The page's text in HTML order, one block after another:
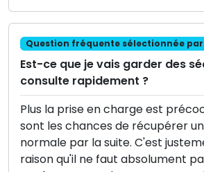
Question fréquente sélectionnée
Est-ce que je vais garder des
consulte rapidement ?
Plus la prise en charge est
sont les chances de récupérer
normale par la suite. C'est
raison qu'il ne faut absolument